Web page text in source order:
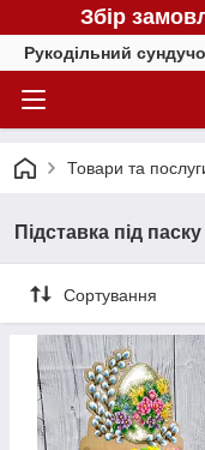
Збір
Рукодільний
Товари та
Підставка під паску
Сортування